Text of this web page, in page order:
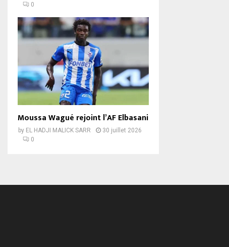
0
Moussa Wagué rejoint l’AF Elbasani
by EL HADJI MALICK SARR
30 juillet 2026
0